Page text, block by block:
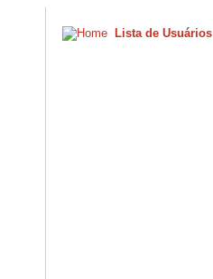
Lista de Usuários